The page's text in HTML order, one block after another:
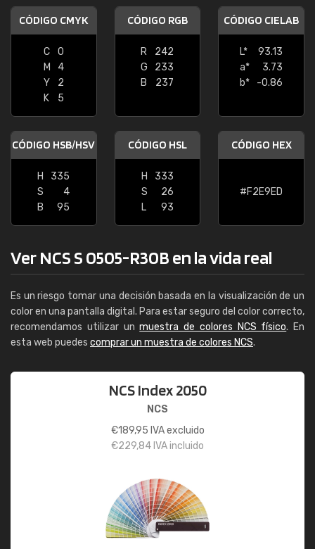
CÓDIGO CMYK
C
0
M
4
Y
2
K
5
CÓDIGO RGB
R
242
G
233
B
237
CÓDIGO CIELAB
L*
93.13
a*
3.73
b*
-0.86
CÓDIGO HSB/HSV
H
335
S
4
B
95
CÓDIGO HSL
H
333
S
26
L
93
CÓDIGO HEX
#F2E9ED
Ver NCS S 0505-R30B en la vida real
Es un riesgo tomar una decisión basada en la visualización de un
color en una pantalla digital. Para estar seguro del color correcto,
recomendamos utilizar unmuestra de colores NCS físico. En
esta web puedes comprar un muestra de colores NCS.
NCS Index 2050
NCS
€189,95 IVA excluido
€229,84 IVA incluido